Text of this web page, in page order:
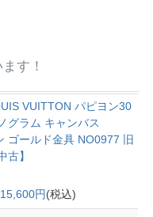
す！
VUITTON パピヨン30
グラム キャンバス
ゴールド金具 NO0977 旧
古】
円(税込)